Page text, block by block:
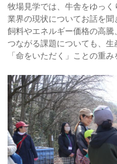
牧場見学では、牛舎をゆっ
業界の現状についてお話を聞
飼料やエネルギー価格の高
つながる課題についても、生
「命をいただく」ことの重